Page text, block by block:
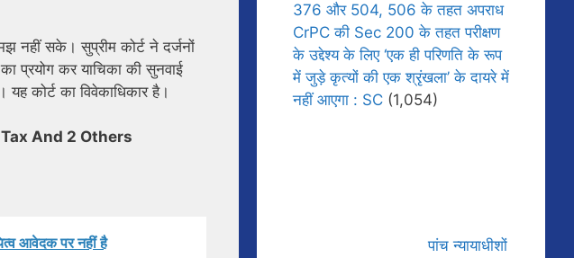
नहीं सके। सुप्रीम कोर्ट ने दर्जनों
प्रयोग कर याचिका की सुनवाई
कोर्ट का विवेकाधिकार है।
And 2 Others
आवेदक पर नहीं है
376 और 504, 506 के तहत अपराध
CrPC की Sec 200 के तहत परीक्षण
के उद्देश्य के लिए ‘एक ही परिणति के रूप
में जुड़े कृत्यों की एक श्रृंखला’ के दायरे में
नहीं आएगा : SC (1,054)
पांच न्यायाधीशों